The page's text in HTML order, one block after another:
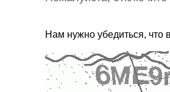
Нам нужно убедиться, что